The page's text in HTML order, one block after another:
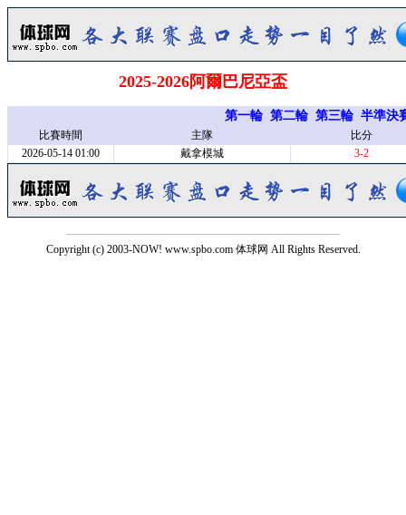
2025-2026阿爾巴尼亞盃
第一輪 第二輪 第三輪 半準決
比賽時間 主隊
比分
2026-05-14 01:00
戴拿模城 3-2
Copyright (c) 2003-NOW! www.spbo.com 体球网 All Rights Reserved.